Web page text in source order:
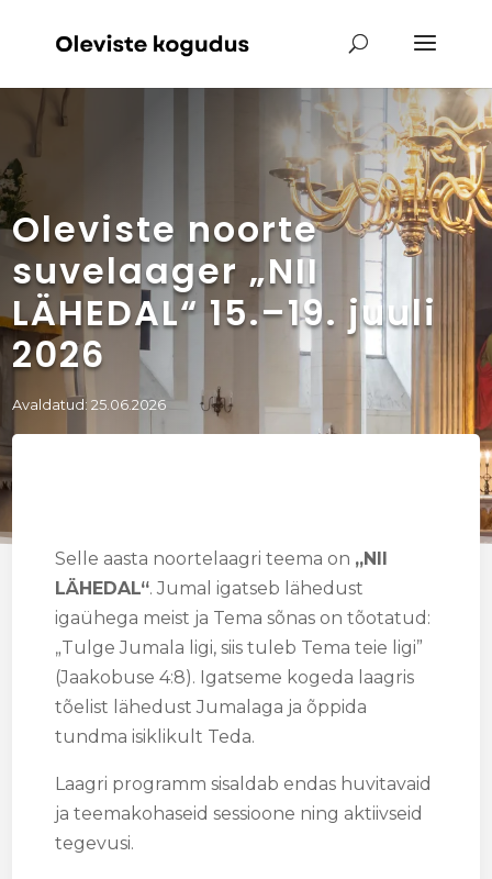
Oleviste noorte
suvelaager „NII
LÄHEDAL“ 15.–19. juuli
2026
Avaldatud: 25.06.2026
Selle aasta noortelaagri teema on „NII
LÄHEDAL“. Jumal igatseb lähedust
igaühega meist ja Tema sõnas on tõotatud:
„Tulge Jumala ligi, siis tuleb Tema teie ligi”
(Jaakobuse 4:8). Igatseme kogeda laagris
tõelist lähedust Jumalaga ja õppida
tundma isiklikult Teda.
Laagri programm sisaldab endas huvitavaid
ja teemakohaseid sessioone ning aktiivseid
tegevusi.